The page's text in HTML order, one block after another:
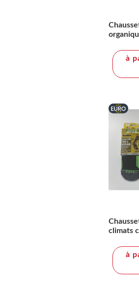
à
climats
à